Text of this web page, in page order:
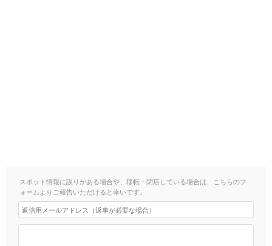
スポット情報に誤りがある場合や、移転・閉店している場合は、こちらのフ
ォームよりご報告いただけると幸いです。